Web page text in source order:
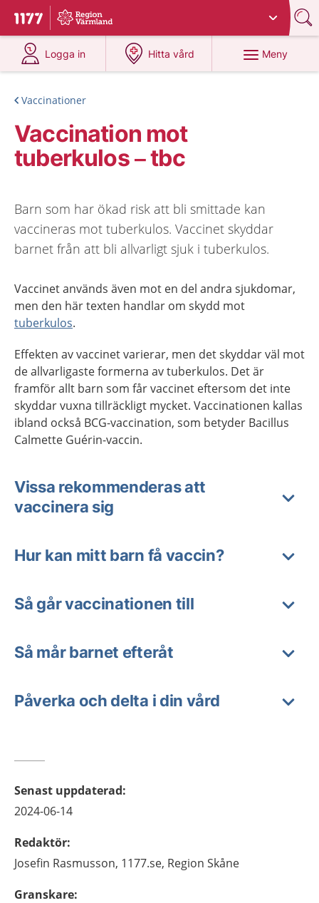
Till startsidan för 1177
Du har valt region
Logga in
på 1177.se
Hitta vård
på 1177.se
Meny
Vaccinationer
Vaccination mot
tuberkulos – tbc
Barn som har ökad risk att bli smittade kan
vaccineras mot tuberkulos. Vaccinet skyddar
barnet från att bli allvarligt sjuk i tuberkulos.
Vaccinet används även mot en del andra sjukdomar,
men den här texten handlar om skydd mot
tuberkulos.
Effekten av vaccinetvarierar, men det skyddar väl mot
de allvarligaste formerna av tuberkulos. Det är
framför allt barn som får vaccinet eftersom det inte
skyddar vuxna tillräckligt mycket. Vaccinationen kallas
ibland också BCG-vaccination, som betyder Bacillus
Calmette Guérin-vaccin.
Vissa rekommenderas att
vaccinera sig
Hur kan mitt barn få vaccin?
Så går vaccinationen till
Så mår barnet efteråt
Påverka och delta i din vård
Senast uppdaterad:
2024-06-14
Redaktör:
Josefin Rasmusson, 1177.se, Region Skåne
Granskare: